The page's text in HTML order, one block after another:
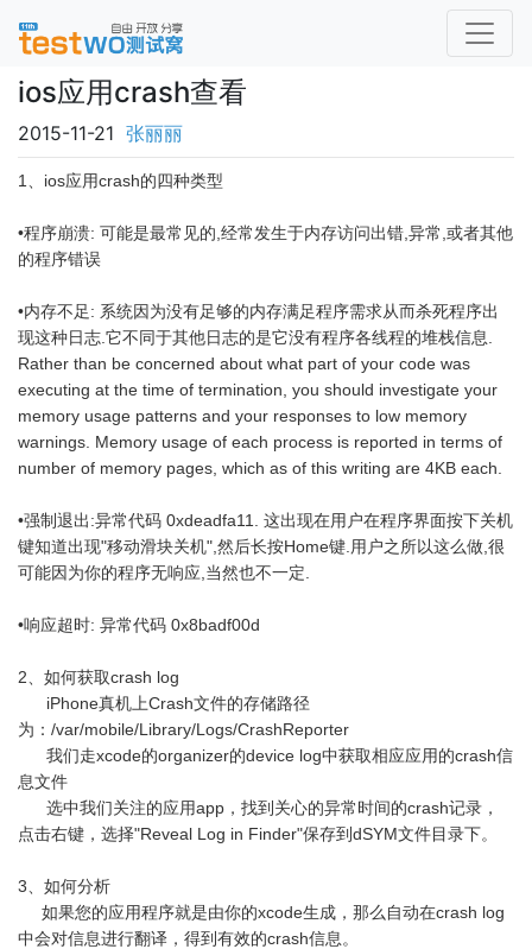
ios应用crash查看
2015-11-21 张丽丽
1、ios应用crash的四种类型
•程序崩溃: 可能是最常见的,经常发生于内存访问出错,异常,或者其他
的程序错误
•内存不足: 系统因为没有足够的内存满足程序需求从而杀死程序出
现这种日志.它不同于其他日志的是它没有程序各线程的堆栈信息.
Rather than be concerned about what part of your code was
executing at the time of termination, you should investigate your
memory usage patterns and your responses to low memory
warnings. Memory usage of each process is reported in terms of
number of memory pages, which as of this writing are 4KB each.
•强制退出:异常代码 0xdeadfa11. 这出现在用户在程序界面按下关机
键知道出现"移动滑块关机",然后长按Home键.用户之所以这么做,很
可能因为你的程序无响应,当然也不一定.
•响应超时: 异常代码 0x8badf00d
2、如何获取crash log
iPhone真机上Crash文件的存储路径
为：/var/mobile/Library/Logs/CrashReporter
我们走xcode的organizer的device log中获取相应应用的crash信
息文件
选中我们关注的应用app，找到关心的异常时间的crash记录，
点击右键，选择"Reveal Log in Finder"保存到dSYM文件目录下。
3、如何分析
如果您的应用程序就是由你的xcode生成，那么自动在crash log
中会对信息进行翻译，得到有效的crash信息。